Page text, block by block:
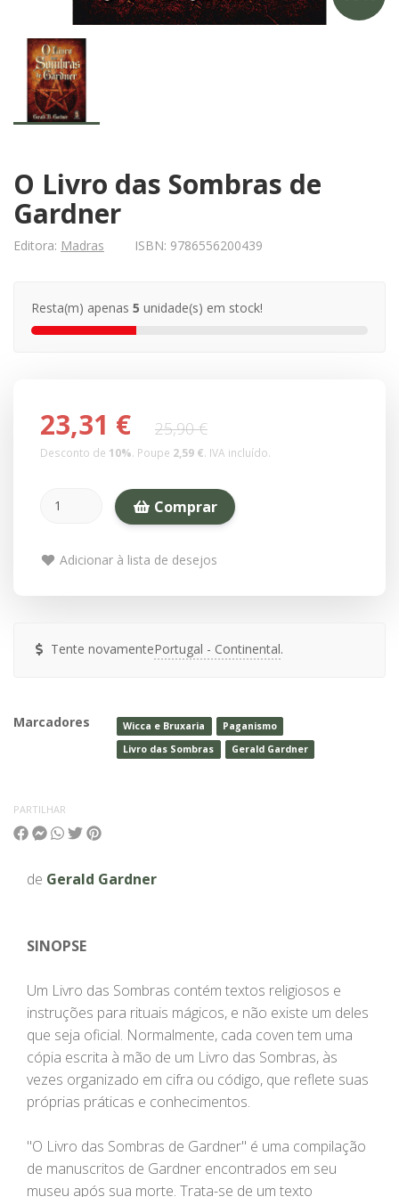
O Livro das Sombras de
Gardner
Editora: Madras ISBN: 9786556200439
Resta(m) apenas 5 unidade(s) em stock!
23,31 € 25,90 €
Desconto de 10%. Poupe 2,59 €. IVA incluído.
Comprar
Adicionar à lista de desejos
Tente novamente .
Marcadores Wicca e Bruxaria
Paganismo
Livro das Sombras
Gerald Gardner
PARTILHAR
de Gerald Gardner
SINOPSE
Um Livro das Sombras contém textos religiosos e
instruções para rituais mágicos, e não existe um deles
que seja oficial. Normalmente, cada coven tem uma
cópia escrita à mão de um Livro das Sombras, às
vezes organizado em cifra ou código, que reflete suas
próprias práticas e conhecimentos.
"O Livro das Sombras de Gardner" é uma compilação
de manuscritos de Gardner encontrados em seu
museu após sua morte. Trata-se de um texto